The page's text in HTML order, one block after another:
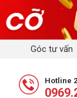
Góc tư vấn
Hotline